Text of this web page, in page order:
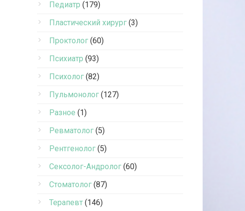
Педиатр (179)
Пластический хирург (3)
Проктолог (60)
Психиатр (93)
Психолог (82)
Пульмонолог (127)
Разное (1)
Ревматолог (5)
Рентгенолог (5)
Сексолог-Андролог (60)
Стоматолог (87)
Терапевт (146)